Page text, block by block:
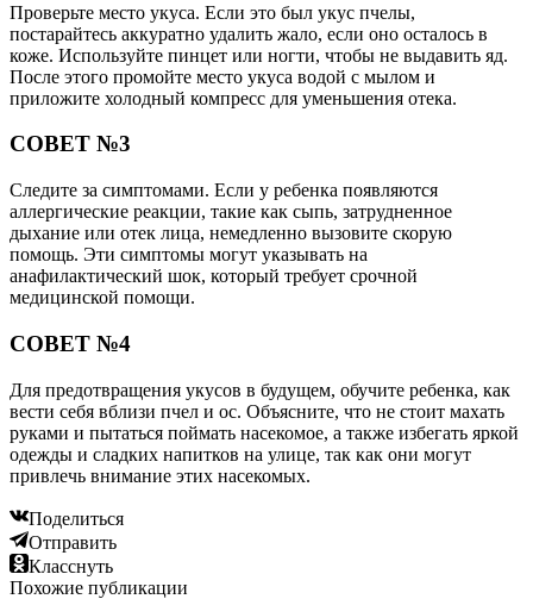
Проверьте место укуса. Если это был укус пчелы,
постарайтесь аккуратно удалить жало, если оно осталось в
коже. Используйте пинцет или ногти, чтобы не выдавить яд.
После этого промойте место укуса водой с мылом и
приложите холодный компресс для уменьшения отека.
СОВЕТ №3
Следите за симптомами. Если у ребенка появляются
аллергические реакции, такие как сыпь, затрудненное
дыхание или отек лица, немедленно вызовите скорую
помощь. Эти симптомы могут указывать на
анафилактический шок, который требует срочной
медицинской помощи.
СОВЕТ №4
Для предотвращения укусов в будущем, обучите ребенка, как
вести себя вблизи пчел и ос. Объясните, что не стоит махать
руками и пытаться поймать насекомое, а также избегать яркой
одежды и сладких напитков на улице, так как они могут
привлечь внимание этих насекомых.
Поделиться
Отправить
Класснуть
Похожие публикации